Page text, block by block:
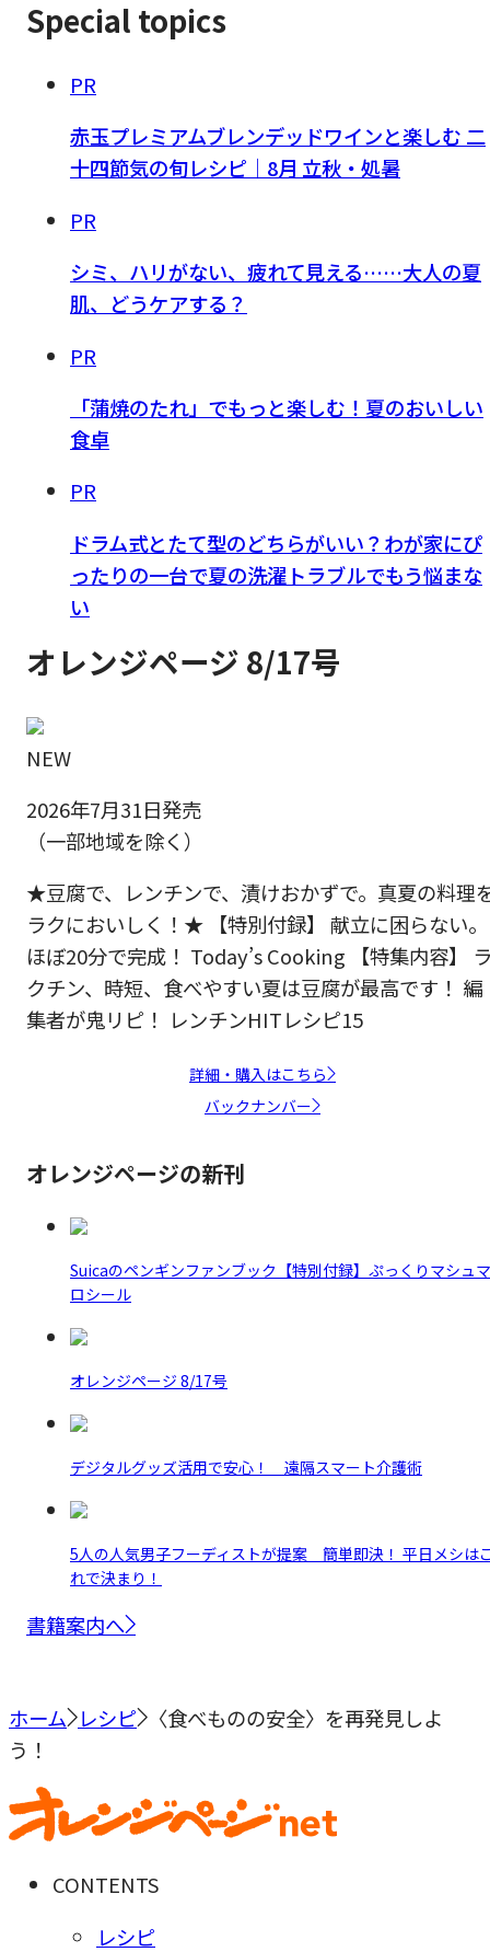
Special topics
PR
赤玉プレミアムブレンデッドワインと楽しむ 二
十四節気の旬レシピ｜8月 立秋・処暑
PR
シミ、ハリがない、疲れて見える……大人の夏
肌、どうケアする？
PR
「蒲焼のたれ」でもっと楽しむ！夏のおいしい
食卓
PR
ドラム式とたて型のどちらがいい？わが家にぴ
ったりの一台で夏の洗濯トラブルでもう悩まな
い
オレンジページ 8/17号
NEW
2026年7月31日発売
（一部地域を除く）
★豆腐で、レンチンで、漬けおかずで。真夏の料理
ラクにおいしく！★ 【特別付録】 献立に困らない。
ほぼ20分で完成！ Today’s Cooking 【特集内容】
クチン、時短、食べやすい夏は豆腐が最高です！ 編
集者が鬼リピ！ レンチンHITレシピ15
詳細・購入はこちら
バックナンバー
オレンジページの新刊
Suicaのペンギンファンブック【特別付録】ぷっくりマシュマ
ロシール
オレンジページ 8/17号
デジタルグッズ活用で安心！ 遠隔スマート介護術
5人の人気男子フーディストが提案 簡単即決！ 平日メシは
れで決まり！
書籍案内へ
ホーム レシピ
〈食べものの安全〉を再発見しよ
う！
CONTENTS
レシピ